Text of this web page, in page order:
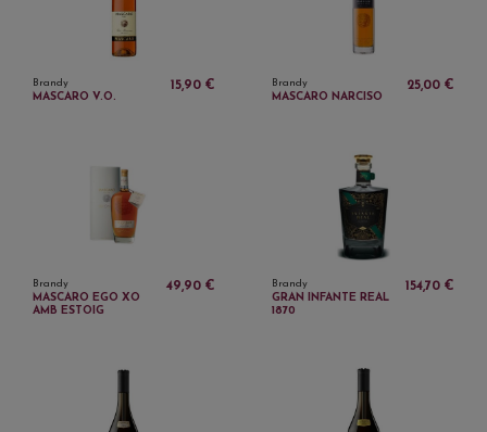
Brandy
MASCARO V.O.
15,90 € Brandy
MASCARO NARCISO
25,00 €
Brandy
MASCARO EGO XO
AMB ESTOIG
49,90 € Brandy
GRAN INFANTE REAL
1870
154,70 €